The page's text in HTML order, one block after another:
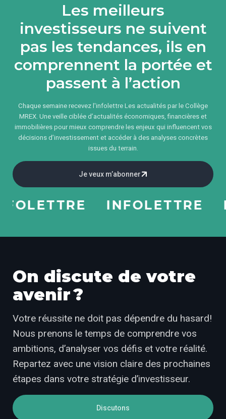
Les meilleurs
investisseurs ne suivent
pas les tendances, ils en
comprennent la portée et
passent à l’action
Chaque semaine recevez l'infolettre Les actualités par le Collège
MREX. Une veille ciblée d’actualités économiques, financières et
immobilières pour mieux comprendre les enjeux qui influencent vos
décisions d’investissement et accéder à des analyses concrètes
issues du terrain.
Je veux m’abonner
INFOLETTRE
On discute de votre
avenir ?
Votre réussite ne doit pas dépendre du hasard!
Nous prenons le temps de comprendre vos
ambitions, d’analyser vos défis et votre réalité.
Repartez avec une vision claire des prochaines
étapes dans votre stratégie d’investisseur.
Discutons